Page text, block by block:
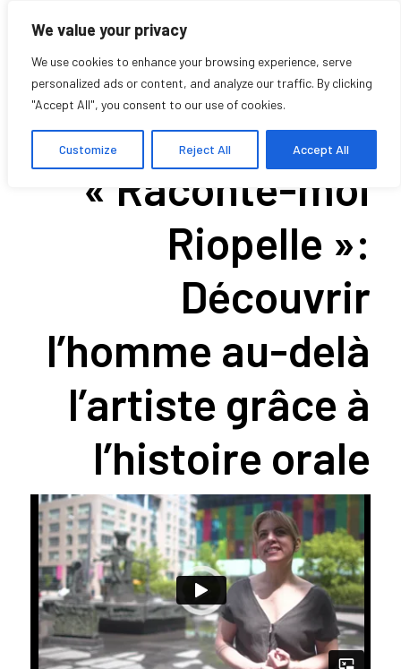
We value your privacy
We use cookies to enhance your browsing experience, serve
personalized ads or content, and analyze our traffic. By clicking
"Accept All", you consent to our use of cookies.
Customize Reject All Accept All
Projet
« Raconte-moi
Riopelle »:
Découvrir
l’homme au-delà
l’artiste grâce à
l’histoire orale